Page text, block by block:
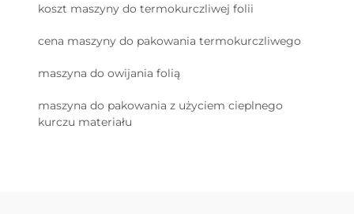
koszt maszyny do termokurczliwej folii
cena maszyny do pakowania termokurczliwego
maszyna do owijania folią
maszyna do pakowania z użyciem cieplnego
kurczu materiału